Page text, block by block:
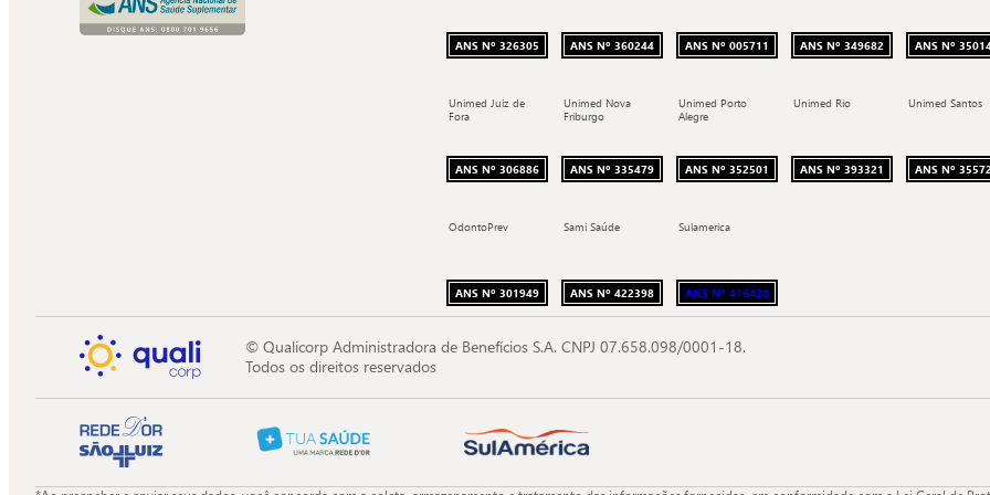
ANS Nº 326305 ANS Nº 360244 ANS Nº 005711 ANS Nº 349682 ANS Nº
Unimed Juiz de
Fora
ANS Nº 306886
Unimed Nova
Friburgo
ANS Nº 335479
Unimed Porto
Alegre
ANS Nº 352501
Unimed Rio
ANS Nº 393321
Unimed Santos
ANS Nº
OdontoPrev
ANS Nº 301949
Sami Saúde
ANS Nº 422398
Sulamerica
ANS Nº 416428
© Qualicorp Administradora de Benefícios S.A. CNPJ 07.658.098/0001-18.
Todos os direitos reservados